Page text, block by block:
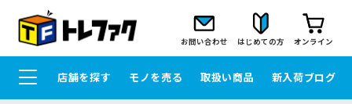
お問い合わせ はじめての方 オンライン
店舗を探す モノを売る 取扱い商品 新入荷ブログ